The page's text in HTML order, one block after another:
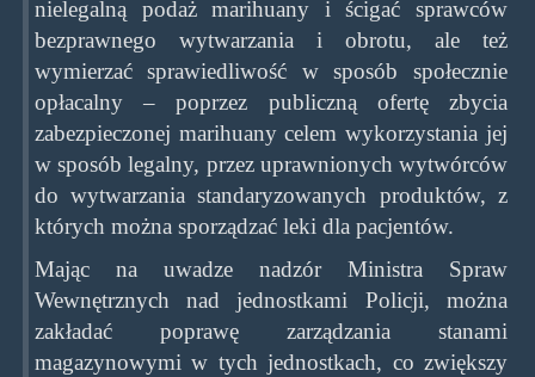
nielegalną podaż marihuany i ścigać sprawców
bezprawnego wytwarzania i obrotu, ale też
wymierzać sprawiedliwość w sposób społecznie
opłacalny – poprzez publiczną ofertę zbycia
zabezpieczonej marihuany celem wykorzystania jej
w sposób legalny, przez uprawnionych wytwórców
do wytwarzania standaryzowanych produktów, z
których można sporządzać leki dla pacjentów.
Mając na uwadze nadzór Ministra Spraw
Wewnętrznych nad jednostkami Policji, można
zakładać poprawę zarządzania stanami
magazynowymi w tych jednostkach, co zwiększy